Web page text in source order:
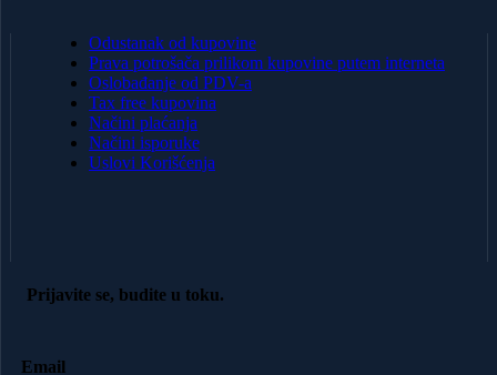
Odustanak od kupovine
Prava potrošača prilikom kupovine putem interneta
Oslobađanje od PDV-a
Tax free kupovina
Načini plaćanja
Načini isporuke
Uslovi Korišćenja
Prijavite se, budite u toku.
Email